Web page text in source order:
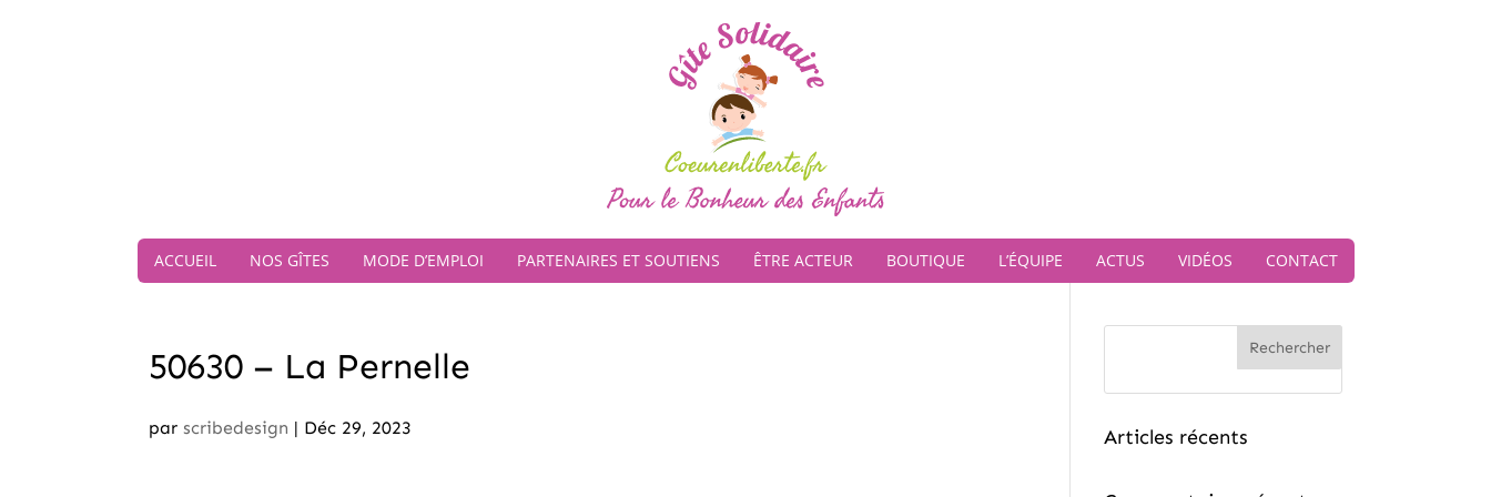
ACCUEIL NOS GÎTES MODE D’EMPLOI PARTENAIRES ET SOUTIENS ÊTRE ACTEUR BOUTIQUE L’ÉQUIPE ACTUS VIDÉOS CONTACT
50630 – La Pernelle
parscribedesign | Déc 29, 2023
Rechercher
Articles récents